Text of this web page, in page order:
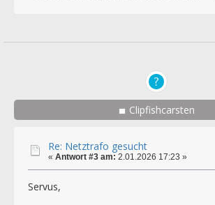
Clipfishcarsten
Re: Netztrafo gesucht
« Antwort #3 am: 2.01.2026 17:23 »
Servus,